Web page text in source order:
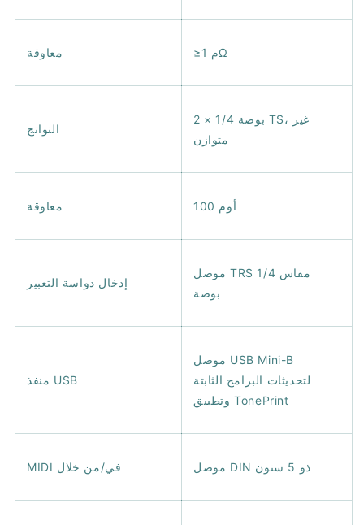
معاوقة ≥1 مΩ
النواتج
2 × 1/4 بوصة TS، غير
متوازن
معاوقة 100 أوم
إدخال دواسة التعبير
موصل TRS مقاس 1/4
بوصة
منفذ USB
موصل USB Mini-B
لتحديثات البرامج الثابتة
وتطبيق TonePrint
MIDI في/من خلال موصل DIN ذو 5 سنون